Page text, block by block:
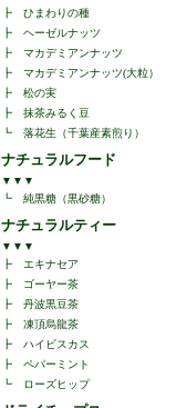
┣ ひまわりの種
┣ ヘーゼルナッツ
┣ マカデミアンナッツ
┣ マカデミアンナッツ(大粒）
┣ 松の実
┣ 抹茶みるく豆
┗ 落花生（千葉産素煎り）
ナチュラルフード
▼▼▼
┗ 純黒糖（黒砂糖）
ナチュラルティー
▼▼▼
┣
エキナセア
┣
ゴーヤー茶
┣ 丹波黒豆茶
┣ 凍頂烏龍茶
┣ ハイビスカス
┣ ペパーミント
┗
ローズヒップ